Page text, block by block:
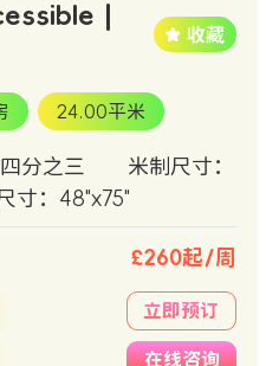
|
24.00平米
分之三
米制尺寸：
寸：48"x75"
£260起/周
立即预订
在线咨询